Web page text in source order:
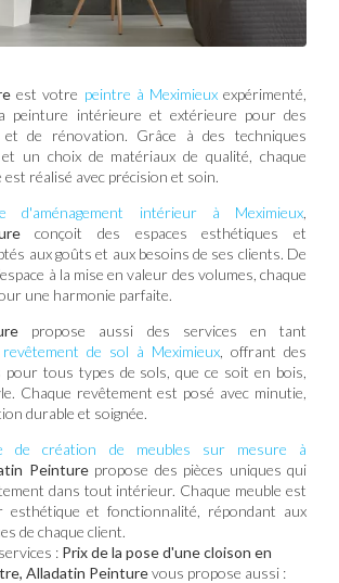
est votre peintre à Meximieuxexpérimenté,
peinture intérieure et extérieure pour des
de rénovation. Grâce à des techniques
un choix de matériaux de qualité, chaque
réalisé avec précision et soin.
d'aménagement intérieur à Meximieux
conçoit des espaces esthétiques et
aux goûts et aux besoins de ses clients. De
à la mise en valeur des volumes, chaque
une harmonie parfaite.
propose aussi des services en tant
de sol à Meximieux , offrant des
tous types de sols, que ce soit en bois,
Chaque revêtement est posé avec minutie,
durable et soignée.
de création de meubles sur mesure à
Peinturepropose des pièces uniques qui
dans tout intérieur. Chaque meuble est
esthétique et fonctionnalité, répondant aux
de chaque client.
: Prix de la pose d'une cloison en
Alladatin Peinturevous propose aussi :